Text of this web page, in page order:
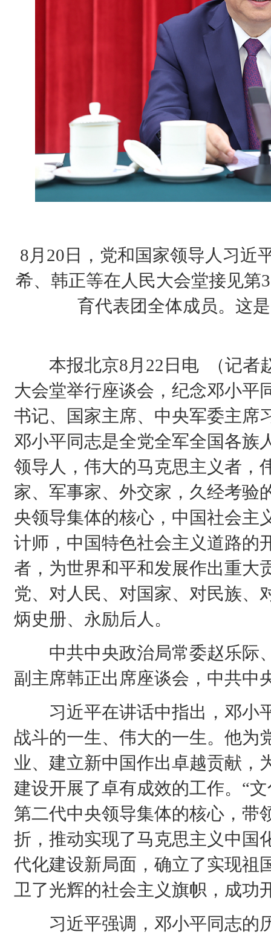
8月20日，党和国家领导人习近
希、韩正等在人民大会堂接见第
育代表团全体成员。这
本报北京8月22日电 （记者
大会堂举行座谈会，纪念邓小平
书记、国家主席、中央军委主席
邓小平同志是全党全军全国各族
领导人，伟大的马克思主义者，
家、军事家、外交家，久经考验
央领导集体的核心，中国社会主
计师，中国特色社会主义道路的
者，为世界和平和发展作出重大
党、对人民、对国家、对民族、
炳史册、永励后人。
中共中央政治局常委赵乐际
副主席韩正出席座谈会，中共中
习近平在讲话中指出，邓小
战斗的一生、伟大的一生。他为
业、建立新中国作出卓越贡献，
建设开展了卓有成效的工作。“
第二代中央领导集体的核心，带
折，推动实现了马克思主义中国
代化建设新局面，确立了实现祖
卫了光辉的社会主义旗帜，成功
习近平强调，邓小平同志的